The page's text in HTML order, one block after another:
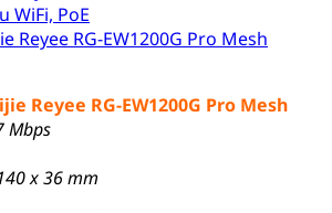
WiFi, PoE
Reyee RG-EW1200G Pro Mesh
Reyee RG-EW1200G Pro Mesh
Mbps
x 36 mm